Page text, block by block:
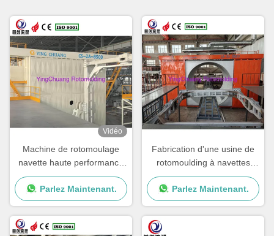
Vidéo
Machine de rotomoulage
navette haute performance
pour une production
régulière et constante
Parlez Maintenant.
Fabrication d'une usine de
rotomoulding à navettes
avec vitesse de rotation et
performances réglables
Parlez Maintenant.